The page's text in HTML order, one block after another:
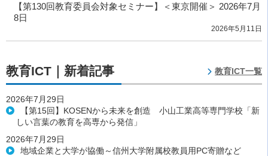
【第130回教育委員会対象セミナー】＜東京開催＞ 2026年7月
8日
2026年5月11日
教育ICT｜新着記事 教育ICT一覧
2026年7月29日
【第15回】KOSENから未来を創造 小山工業高等専門学校「新
しい言葉の教育を高専から発信」
2026年7月29日
地域企業と大学が協働～信州大学附属校教員用PC寄贈など